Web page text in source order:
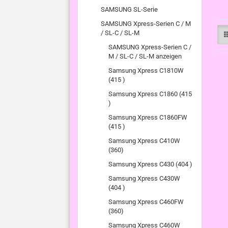
SAMSUNG SL-Serie
SAMSUNG Xpress-Serien C / M
/ SL-C / SL-M
SAMSUNG Xpress-Serien C /
M / SL-C / SL-M anzeigen
Samsung Xpress C1810W
(415 )
Samsung Xpress C1860 (415
)
Samsung Xpress C1860FW
(415 )
Samsung Xpress C410W
(360)
Samsung Xpress C430 (404 )
Samsung Xpress C430W
(404 )
Samsung Xpress C460FW
(360)
Samsung Xpress C460W